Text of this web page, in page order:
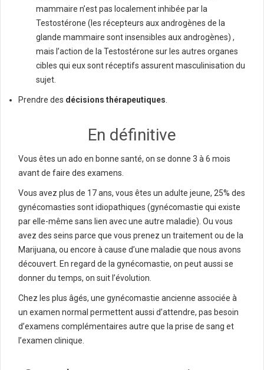
mammaire n’est pas localement inhibée par la
Testostérone (les récepteurs aux androgènes de la
glande mammaire sont insensibles aux androgènes) ,
mais l’action de la Testostérone sur les autres organes
cibles qui eux sont réceptifs assurent masculinisation du
sujet.
Prendre des décisions thérapeutiques
En définitive
Vous êtes un ado en bonne santé, on se donne 3 à 6 mois
avant de faire des examens.
Vous avez plus de 17 ans, vous êtes un adulte jeune, 25% des
gynécomasties sont idiopathiques (gynécomastie qui existe
par elle-même sans lien avec une autre maladie). Ou vous
avez des seins parce que vous prenez un traitement ou de la
Marijuana, ou encore à cause d’une maladie que nous avons
découvert. En regard de la gynécomastie, on peut aussi se
donner du temps, on suit l’évolution.
Chez les plus âgés, une gynécomastie ancienne associée à
un examen normal permettent aussi d’attendre, pas besoin
d’examens complémentaires autre que la prise de sang et
l’examen clinique.